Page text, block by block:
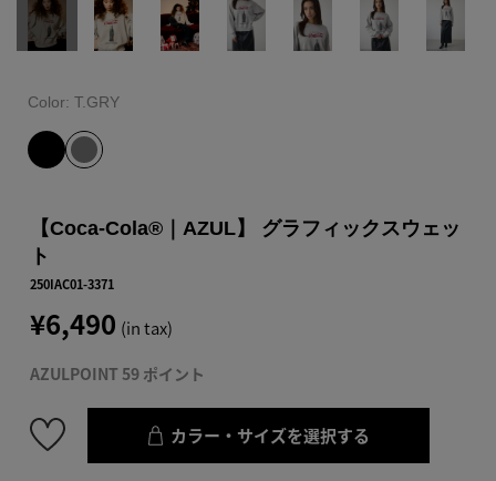
Color: T.GRY
【Coca-Cola®｜AZUL】 グラフィックスウェッ
ト
250IAC01-3371
¥6,490 (in tax)
AZULPOINT 59 ポイント
カラー・サイズを選択する